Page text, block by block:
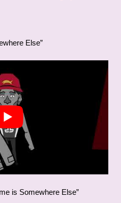
Else”
is Somewhere Else”